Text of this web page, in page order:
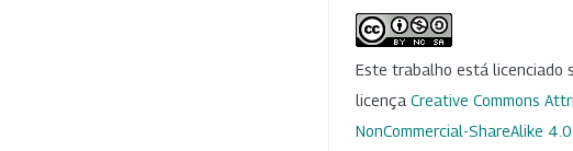
Este trabalho está licenciado
licença Creative Commons
NonCommercial-ShareAlike 4.0